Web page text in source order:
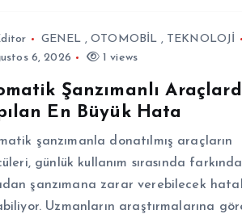
GENEL ,OTOMOBİL , TEKNOLOJİ
6, 2026
1 views
Şanzımanlı
En Büyük Hata
şanzımanla donatılmış araçların
günlük kullanım sırasında farkında
şanzımana zarar verebilecek
Uzmanların araştırmalarına